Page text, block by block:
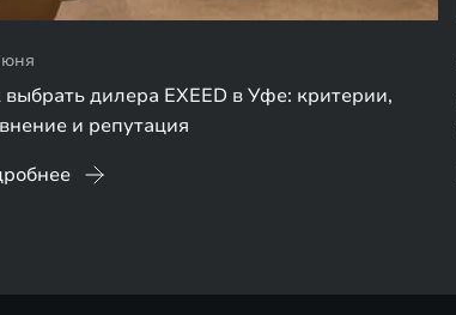
выбрать дилера EXEED в Уфе: критерии,
и репутация